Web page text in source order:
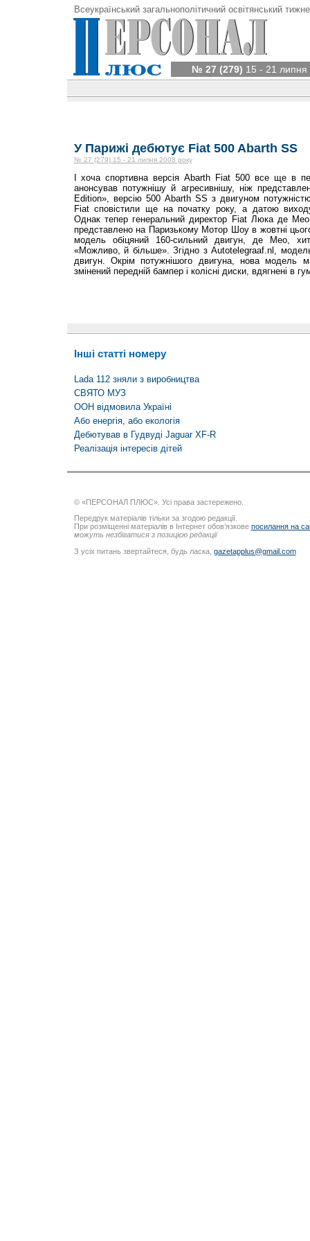
Всеукраїнський загальнополітичний освітянський
№ 27 (279) 15 - 21 липня
У Парижі дебютує Fiat 500 Abarth SS
№ 27 (279) 15 - 21 липня 2008 року
І хоча спортивна версія Abarth Fiat 500 все ще в
анонсував потужнішу й агресивнішу, ніж
Edition», версію 500 Abarth SS з двигуном
Fiat сповістили ще на початку року, а датою
Однак тепер генеральний директор Fiat Люка де
представлено на Паризькому Мотор Шоу в жовтні
модель обіцяний 160-сильний двигун, де Мео,
«Можливо, й більше». Згідно з Autotelegraaf.nl,
двигун. Окрім потужнішого двигуна, нова модель
змінений передній бампер і колісні диски, вдягнені в
Інші статті номеру
Lada 112 зняли з виробництва
СВЯТО МУЗ
ООН відмовила Україні
Або енергія, або екологія
Дебютував в Гудвуді Jaguar XF-R
Реалізація інтересів дітей
© «ПЕРСОНАЛ ПЛЮС». Усі права застережено.
Передрук матеріалів тільки за згодою редакції.
При розміщенні матеріалів в Інтернет обов’язкове посилання на
можуть незбігатися з позицією редакції
З усіх питань звертайтеся, будь ласка, gazetapplus@gmail.com